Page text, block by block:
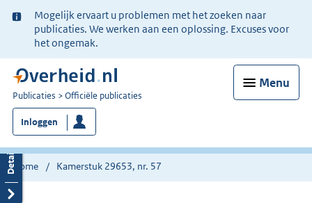
Ter
informatie:
Mogelijk ervaart u problemen met het zoeken naar
publicaties. We werken aan een oplossing. Excuses voor
het ongemak.
Menu
U
bent
nu
hier:
Publicaties Officiële publicaties
Inloggen
Home Kamerstuk 29653, nr. 57